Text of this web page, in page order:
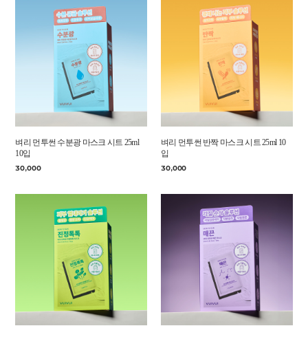
벼리 먼투썬 수분광 마스크 시트 25ml
10입
30,000
벼리 먼투썬 반짝 마스크 시트 25ml 10
입
30,000